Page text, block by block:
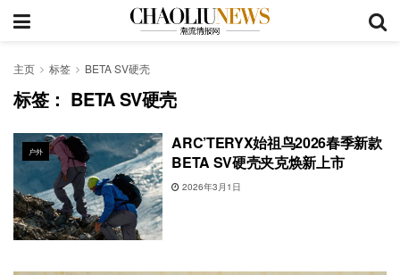
主页 标签 BETA SV硬壳
标签： BETA SV硬壳
户外
ARC’TERYX始祖鸟2026春季新款
BETA SV硬壳夹克焕新上市
2026年3月1日